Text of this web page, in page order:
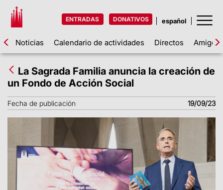
ENTRADAS DONATIVOS
Noticias Calendario de actividades Directos Amigos
La Sagrada Familia anuncia la creación de
un Fondo de Acción Social
Fecha de publicación 19/09/23